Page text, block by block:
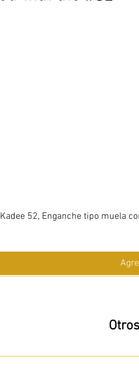
Kadee 52, Enganche tipo muela